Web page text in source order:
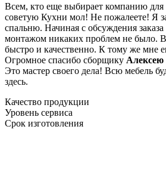
Всем, кто еще выбирает компанию для
советую Кухни мол! Не пожалеете! Я
спальню. Начиная с обсуждения заказа
монтажом никаких проблем не было.
быстро и качественно. К тому же мне
Огромное спасибо сборщику Алексею
Это мастер своего дела! Всю мебель
здесь.
Качество продукции
Уровень сервиса
Срок изготовления